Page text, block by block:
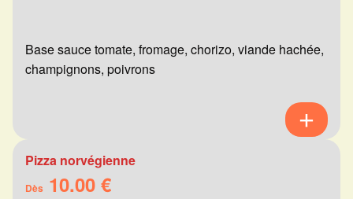
Base sauce tomate, fromage, chorizo, viande hachée,
champignons, poivrons
Pizza norvégienne
Dès 10.00 €